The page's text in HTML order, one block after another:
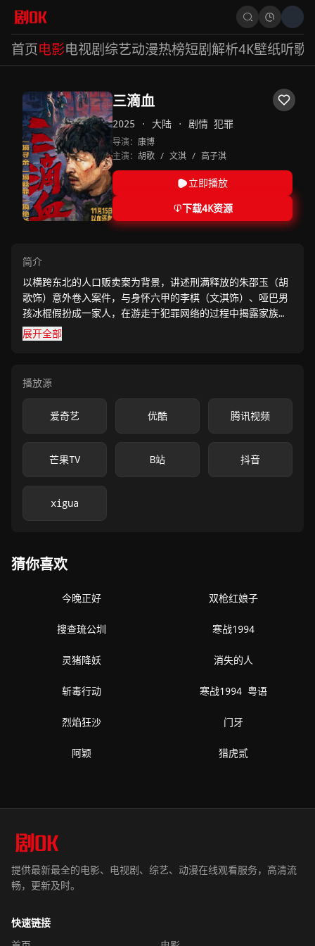
首页电影电视剧 综艺动漫热榜短剧 解析4K壁纸听歌
三滴血
2025 · 大陆 · 剧情 犯罪
导演： 康博
主演： 胡歌 / 文淇 / 高子淇
立即播放
下载4K资源
简介
以横跨东北的人口贩卖案为背景，讲述刑满释放的朱邵玉（胡
歌饰）意外卷入案件，与身怀六甲的李棋（文淇饰）、哑巴男
孩冰棍假扮成一家人，在游走于犯罪网络的过程中揭露家族式
人口贩卖的黑暗链条。
展开全部
播放源
爱奇艺 优酷 腾讯视频
芒果TV B站 抖音
xigua
猜你喜欢
今晚正好 双枪红娘子
搜查琉公圳 寒战1994
灵猪降妖 消失的人
斩毒行动 寒战1994 粤语
烈焰狂沙 门牙
阿颖 猎虎贰
提供最新最全的电影、电视剧、综艺、动漫在线观看服务，高清流
畅，更新及时。
快速链接